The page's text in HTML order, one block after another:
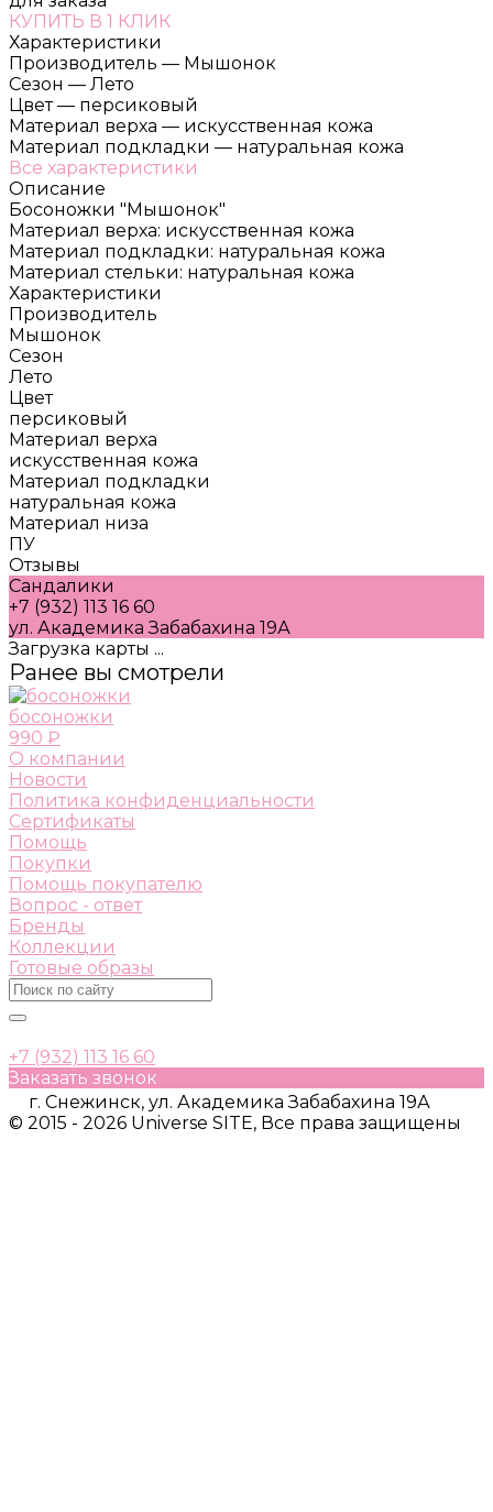
КУПИТЬ В 1 КЛИК
Характеристики
Производитель — Мышонок
Сезон — Лето
Цвет — персиковый
Материал верха — искусственная кожа
Материал подкладки — натуральная кожа
Все характеристики
Описание
Босоножки "Мышонок"
Материал верха: искусственная кожа
Материал подкладки: натуральная кожа
Материал стельки: натуральная кожа
Характеристики
Производитель
Мышонок
Сезон
Лето
Цвет
персиковый
Материал верха
искусственная кожа
Материал подкладки
натуральная кожа
Материал низа
ПУ
Отзывы
Сандалики
+7 (932) 113 16 60
ул. Академика Забабахина 19А
Загрузка карты ...
Ранее вы смотрели
босоножки
990 ₽
О компании
Новости
Политика конфиденциальности
Сертификаты
Помощь
Покупки
Помощь покупателю
Вопрос - ответ
Бренды
Коллекции
Готовые образы
+7 (932) 113 16 60
Заказать звонок
г. Снежинск, ул. Академика Забабахина 19А
© 2015 - 2026 Universe SITE, Все права защищены